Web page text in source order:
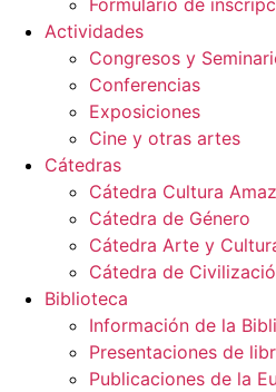
Actividades
Congresos y
Conferencias
Exposiciones
Cine y otras artes
Cátedras
Cátedra Cultura
Cátedra de Género
Cátedra Arte y
Cátedra de
Biblioteca
Información de la
Presentaciones de
Publicaciones de la